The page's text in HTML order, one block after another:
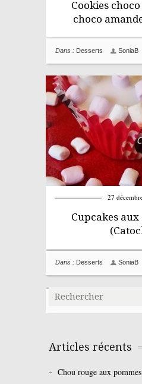
Cookies
choco
SoniaB
Dans : Desserts
27
Cupcakes
SoniaB
Dans : Desserts
← Recettes précédentes
Articles récents
Chou rouge aux